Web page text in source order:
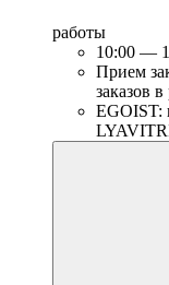
работы
10:00 —
Прием
заказов
EGOIST: